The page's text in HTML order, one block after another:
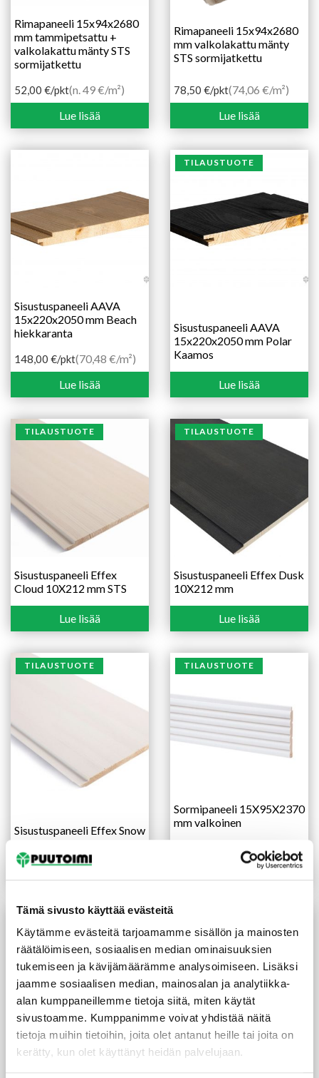
Tämä sivusto käyttää evästeitä
Käytämme evästeitä tarjoamamme sisällön ja mainosten
räätälöimiseen, sosiaalisen median ominaisuuksien
tukemiseen ja kävijämäärämme analysoimiseen. Lisäksi
jaamme sosiaalisen median, mainosalan ja analytiikka-
alan kumppaneillemme tietoja siitä, miten käytät
sivustoamme. Kumppanimme voivat yhdistää näitä
tietoja muihin tietoihin, joita olet antanut heille tai joita on
kerätty, kun olet käyttänyt heidän palvelujaan.
Rimapaneeli 15x94x2680
mm tammipetsattu +
valkolakattu mänty STS
sormijatkettu
52,00 €/pkt(n. 49 €/m²)
Lue lisää
Rimapaneeli 15x94x2680
mm valkolakattu mänty
STS sormijatkettu
78,50 €/pkt(74,06 €/m²)
Lue lisää
Sisustuspaneeli AAVA
15x220x2050 mm Beach
hiekkaranta
148,00 €/pkt(70,48 €/m²)
Lue lisää
Sisustuspaneeli AAVA
15x220x2050 mm Polar
Kaamos
Lue lisää
TILAUSTUOTE
Sisustuspaneeli Effex
Cloud 10X212 mm STS
Lue lisää
TILAUSTUOTE
Sisustuspaneeli Effex Dusk
10X212 mm
Lue lisää
TILAUSTUOTE
Sisustuspaneeli Effex Snow
TILAUSTUOTE
Sormipaneeli 15X95X2370
mm valkoinen
(62,50 €/m²)
TILAUSTUOTE